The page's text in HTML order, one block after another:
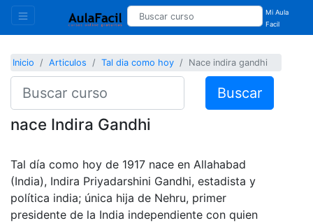
Mi Aula
Facil
Inicio Articulos Tal dia como hoy Nace indira gandhi
Buscar
nace Indira Gandhi
Tal día como hoy de 1917 nace en Allahabad
(India), Indira Priyadarshini Gandhi, estadista y
política india; única hija de Nehru, primer
presidente de la India independiente con quien